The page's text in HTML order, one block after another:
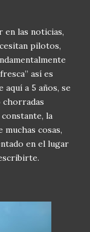
en las noticias,
pilotos,
así es
aquí a 5 años, se
chorradas
la
cosas,
en el lugar